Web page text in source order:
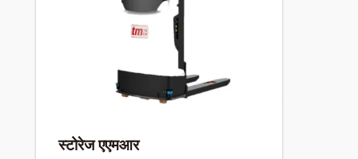
स्टोरेज एएमआर